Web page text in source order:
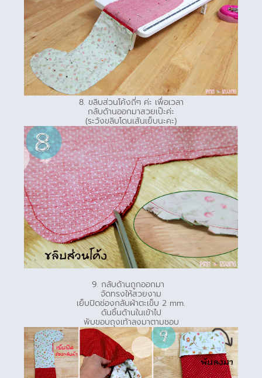
8. ขลิบส่วนโค้งถี่ๆ ค่ะ เพื่อเวลา
กลับด้านออกมาสวยเป๊ะค่ะ
(ระวังขลิบโดนเส้นเย็บนะคะ)
9. กลับด้านถูกออกมา
จัดทรงให้สวยงาม
เย็บปิดช่องกลับผ้าตะเข็บ 2 mm.
ดันชิ้นด้านในเข้าไป
พับขอบถุงเท้าลงมาตามชอบ